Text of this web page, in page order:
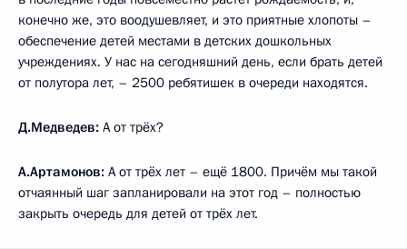
конечно же, это воодушевляет, и это приятные хлопоты –
обеспечение детей местами в детских дошкольных
учреждениях. У нас на сегодняшний день, если брать детей
от полутора лет, – 2500 ребятишек в очереди находятся.
Д.Медведев: А от трёх?
А.Артамонов: А от трёх лет – ещё 1800. Причём мы такой
отчаянный шаг запланировали на этот год – полностью
закрыть очередь для детей от трёх лет.